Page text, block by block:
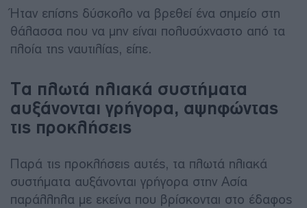
Ήταν επίσης δύσκολο να βρεθεί ένα σημείο στη
θάλασσα που να μην είναι πολυσύχναστο από τα
πλοία της ναυτιλίας, είπε.
Τα πλωτά ηλιακά συστήματα
αυξάνονται γρήγορα, αψηφώντας
τις προκλήσεις
Παρά τις προκλήσεις αυτές, τα πλωτά ηλιακά
συστήματα αυξάνονται γρήγορα στην Ασία
παράλληλα με εκείνα που βρίσκονται στο έδαφος